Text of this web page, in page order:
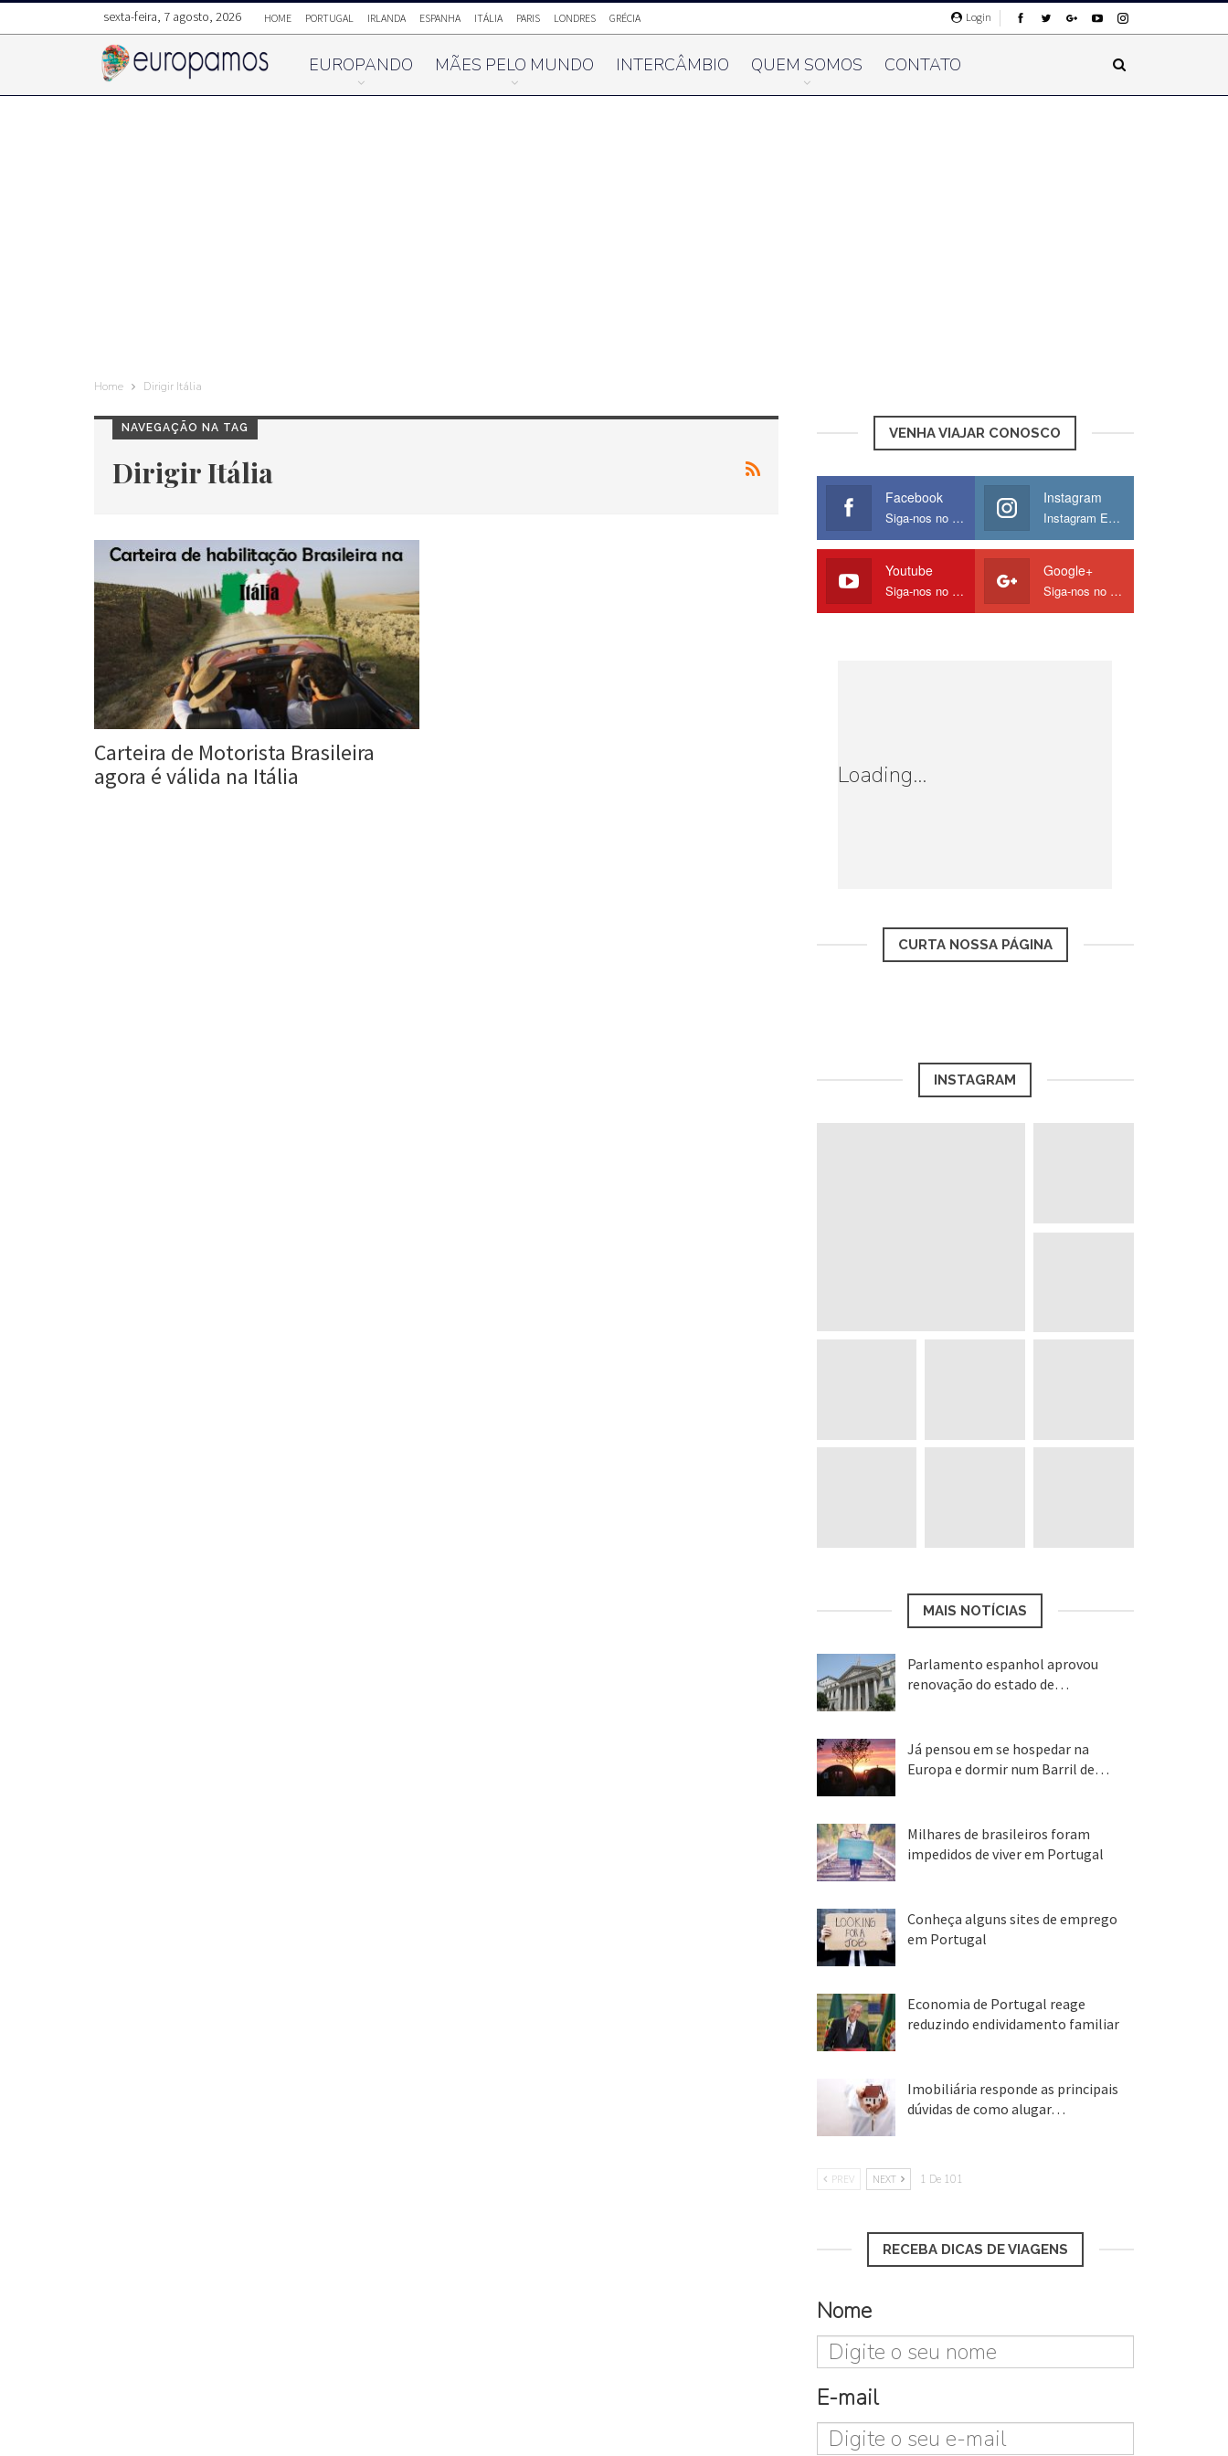
Login
sexta-feira, 7 agosto, 2026 HOME PORTUGAL IRLANDA ESPANHA ITÁLIA PARIS LONDRES GRÉCIA
EUROPANDO MÃES PELO MUNDO INTERCÂMBIO QUEM SOMOS CONTATO
Home Dirigir Itália
NAVEGAÇÃO NA TAG
Dirigir Itália
Carteira de Motorista Brasileira
agora é válida na Itália
VENHA VIAJAR CONOSCO
Facebook
Siga-nos no Facebook
Instagram
Instagram Europamos
Youtube
Siga-nos no Youtube
Google+
Siga-nos no Google
Loading...
CURTA NOSSA PÁGINA
INSTAGRAM
MAIS NOTÍCIAS
Parlamento espanhol aprovou
renovação do estado de…
Já pensou em se hospedar na
Europa e dormir num Barril de…
Milhares de brasileiros foram
impedidos de viver em Portugal
Conheça alguns sites de emprego
em Portugal
Economia de Portugal reage
reduzindo endividamento familiar
Imobiliária responde as principais
dúvidas de como alugar…
PREV NEXT 1 De 101
RECEBA DICAS DE VIAGENS
Nome
E-mail